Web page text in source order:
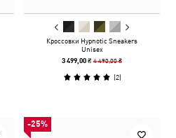
Кроссовки Hypnotic Sneakers
Unisex
3 499,00 ₴4 490,00 ₴
(2)
-25%